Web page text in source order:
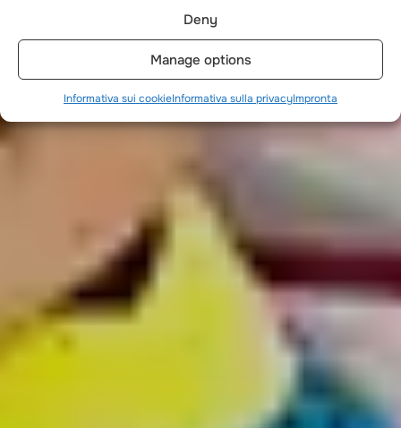
Deny
Manage options
Informativa sui cookieInformativa sulla privacyImpronta